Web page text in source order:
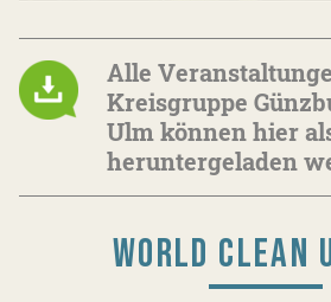
Alle
Kreisgruppe
Ulm können hier
heruntergeladen
WORLD CLEAN